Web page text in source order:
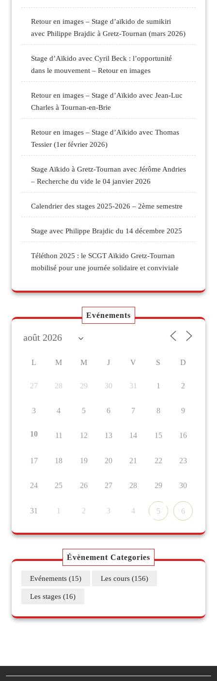
Retour en images – Stage d’aïkido de sumikiri
avec Philippe Brajdic à Gretz-Tournan (mars 2026)
Stage d’Aïkido avec Cyril Beck : l’opportunité
dans le mouvement – Retour en images
Retour en images – Stage d’Aïkido avec Jean-Luc
Charles à Tournan-en-Brie
Retour en images – Stage d’Aïkido avec Thomas
Tessier (1er février 2026)
Stage Aïkido à Gretz-Tournan avec Jérôme Andries
– Recherche du vide le 04 janvier 2026
Calendrier des stages 2025-2026 – 2ème semestre
Stage avec Philippe Brajdic du 14 décembre 2025
Téléthon 2025 : le SCGT Aïkido Gretz-Tournan
mobilisé pour une journée solidaire et conviviale
Evénements
L M M J V S D
27 28 29 30 31 1 2
3 4 5 6 7 8 9
10 11 12 13 14 15 16
17 18 19 20 21 22 23
24 25 26 27 28 29 30
31 1 2 3 4 5 6
Évènement Categories
Evénements (15) Les cours (156)
Les stages (16)